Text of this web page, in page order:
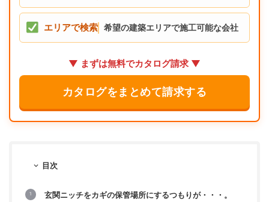
エリアで検索 希望の建築エリアで施工可能な会社
▼ まずは無料でカタログ請求 ▼
カタログをまとめて請求する
目次
玄関ニッチをカギの保管場所にするつもりが・・・。